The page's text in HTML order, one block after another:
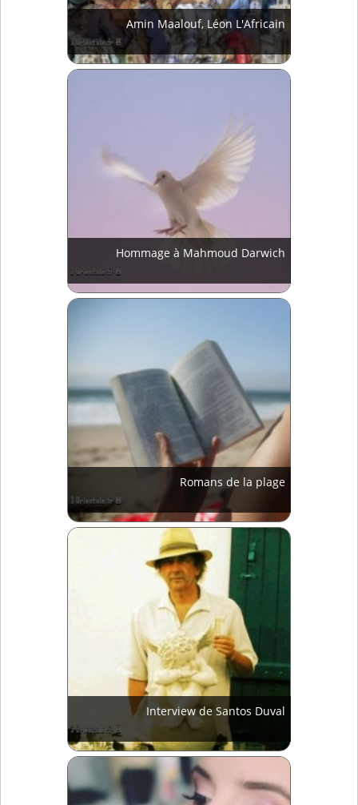
Amin Maalouf, Léon L'Africain
Hommage à Mahmoud Darwich
Romans de la plage
Interview de Santos Duval